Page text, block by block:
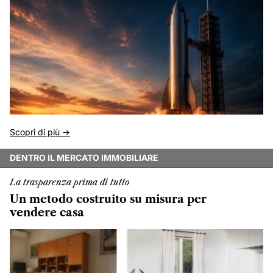
Scopri di più ->
DENTRO IL MERCATO IMMOBILIARE
La trasparenza prima di tutto
Un metodo costruito su misura per
vendere casa